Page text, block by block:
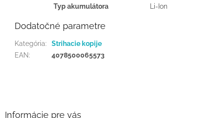
Typ akumulátora Li-Ion
Dodatočné parametre
Kategória:
Strihacie kopije
EAN: 4078500065573
Informácie pre vás